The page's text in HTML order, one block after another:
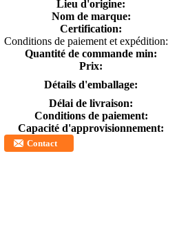
Lieu d'origine:
Nom de marque:
Certification:
Conditions de paiement et expédition:
Quantité de commande min:
Prix:
Détails d'emballage:
Délai de livraison:
Conditions de paiement:
Capacité d'approvisionnement:
Contact